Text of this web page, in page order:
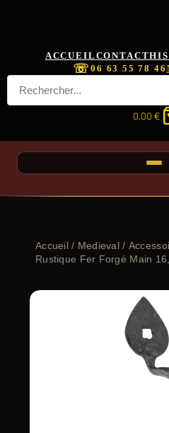
ACCUEIL CONTACT
☏06 63 55 78 46
0,00 €
Accueil/ Medieval /
Rustique Fer Forgé Main